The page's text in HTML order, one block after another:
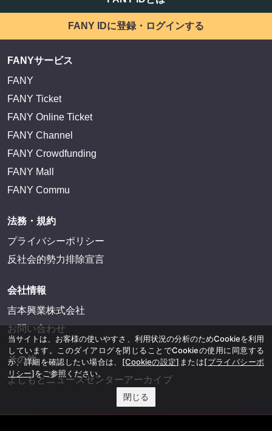
FANY IDに登録・ログインする
FANYサービス
FANY
FANY Ticket
FANY Online Ticket
FANY Channel
FANY Crowdfunding
FANY Mall
FANY Commu
法務・規約
プライバシーポリシー
反社会的勢力排除宣言
会社情報
吉本興業株式会社
お問い合わせ
その他
よしもとニュースセンターアーカイブ
当サイトは、お客様の使いやすさ、利用状況の分析のためCookieを利用
しています。このダイアログを閉じることでCookieの使用に同意する
か、詳細を確認したい場合は、 [Cookieの設定] または[プライバシーポ
リシー]をご参照ください。
閉じる